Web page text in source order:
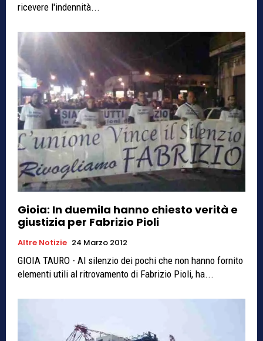
ricevere l'indennità...
Gioia: In duemila hanno chiesto verità e
giustizia per Fabrizio Pioli
Altre Notizie 24 Marzo 2012
GIOIA TAURO - Al silenzio dei pochi che non hanno fornito
elementi utili al ritrovamento di Fabrizio Pioli, ha...